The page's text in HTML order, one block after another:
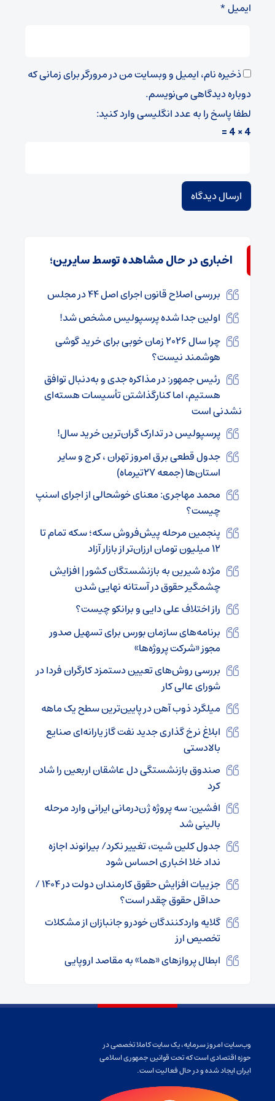
ایمیل*
ذخیره نام، ایمیل و وبسایت من در مرورگر برای زمانی که
دوباره دیدگاهی می‌نویسم.
لطفا پاسخ را به عدد انگلیسی وارد کنید:
4 × 4 =
اخباری در حال مشاهده توسط سایرین؛
بررسی اصلاح قانون اجرای اصل ۴۴ در مجلس
اولین جدا شده پرسپولیس مشخص شد!
چرا سال ۲۰۲۶ زمان خوبی برای خرید گوشی
هوشمند نیست؟
رئیس جمهور: در مذاکره جدی و به‌دنبال توافق
هستیم، اما کنارگذاشتن تأسیسات هسته‌ای
نشدنی است
پرسپولیس در تدارک گران‌ترین خرید سال!
جدول قطعی برق امروز تهران ، کرج و سایر
استان‌ها (جمعه ۲۷تیرماه)
محمد مهاجری: معنای خوشحالی از اجرای اسنپ
چیست؟
پنجمین مرحله پیش‌فروش سکه؛ سکه تمام تا
۱۲ میلیون تومان ارزان‌تر از بازار آزاد
مژده شیرین به بازنشستگان کشور | افزایش
چشمگیر حقوق در آستانه نهایی شدن
راز اختلاف علی دایی و برانکو چیست؟
برنامه‌های سازمان بورس برای تسهیل صدور
مجوز «شرکت پروژه‌ها»
بررسی روش‌های تعیین دستمزد کارگران فردا در
شورای عالی کار
میلگرد ذوب آهن در پایین‌ترین سطح یک ماهه
ابلاغ نرخ گذاری جدید نفت گاز یارانه‌ای صنایع
بالادستی
صندوق بازنشستگی دل عاشقان اربعین را شاد
کرد
افشین: سه پروژه ژن‌درمانی ایرانی وارد مرحله
بالینی شد
جدول کلین شیت، تغییر نکرد/ بیرانوند اجازه
نداد خلا اخباری احساس شود
جزییات افزایش حقوق کارمندان دولت در ۱۴۰۴ /
حداقل حقوق چقدر است؟
گلایه‌ واردکنندگان خودرو جانبازان از مشکلات
تخصیص ارز
ابطال‌ پروازهای «هما» به مقاصد اروپایی
وب‌سایت امروز سرمایه، یک سایت کاملا تخصصی در
حوزه اقتصادی است که تحت قوانین جمهوری اسلامی
ایران ایجاد شده و در حال فعالیت است.